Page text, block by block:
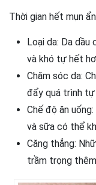
Thời gian hết mụn
Loại da: Da
và khó tự hết
Chăm sóc da:
đẩy quá trình tự
Chế độ ăn
và sữa có thể
Căng thẳng:
trầm trọng